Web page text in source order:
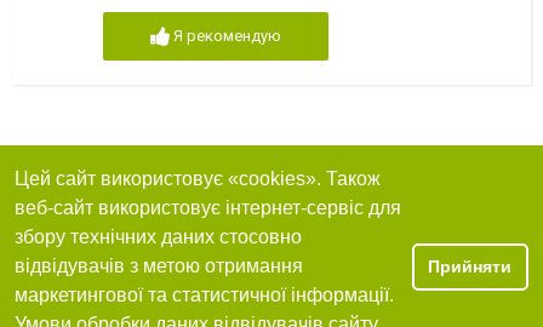
Я рекомендую
Цей сайт використовує «cookies». Також
веб-сайт використовує інтернет-сервіс для
збору технічних даних стосовно
відвідувачів з метою отримання
маркетингової та статистичної інформації.
Прийняти